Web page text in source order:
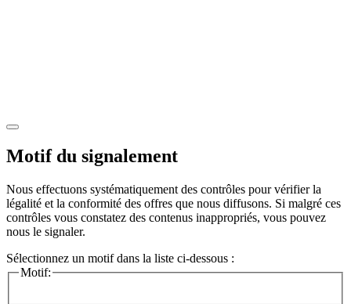
Motif du signalement
Nous effectuons systématiquement des contrôles pour vérifier la
légalité et la conformité des offres que nous diffusons. Si malgré ces
contrôles vous constatez des contenus inappropriés, vous pouvez
nous le signaler.
Sélectionnez un motif dans la liste ci-dessous :
Motif: